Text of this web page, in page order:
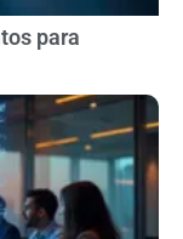
para